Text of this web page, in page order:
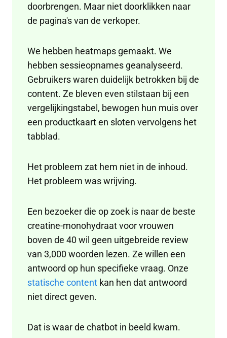
doorbrengen. Maar niet doorklikken naar
de pagina's van de verkoper.
We hebben heatmaps gemaakt. We
hebben sessieopnames geanalyseerd.
Gebruikers waren duidelijk betrokken bij de
content. Ze bleven even stilstaan ​​bij een
vergelijkingstabel, bewogen hun muis over
een productkaart en sloten vervolgens het
tabblad.
Het probleem zat hem niet in de inhoud.
Het probleem was wrijving.
Een bezoeker die op zoek is naar de beste
creatine-monohydraat voor vrouwen
boven de 40 wil geen uitgebreide review
van 3,000 woorden lezen. Ze willen een
antwoord op hun specifieke vraag. Onze
statische content kan hen dat antwoord
niet direct geven.
Dat is waar de chatbot in beeld kwam.